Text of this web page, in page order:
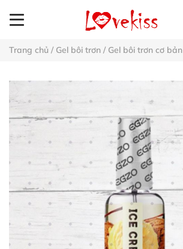
Trang chủ / Gel bôi trơn / Gel bôi trơn cơ bản